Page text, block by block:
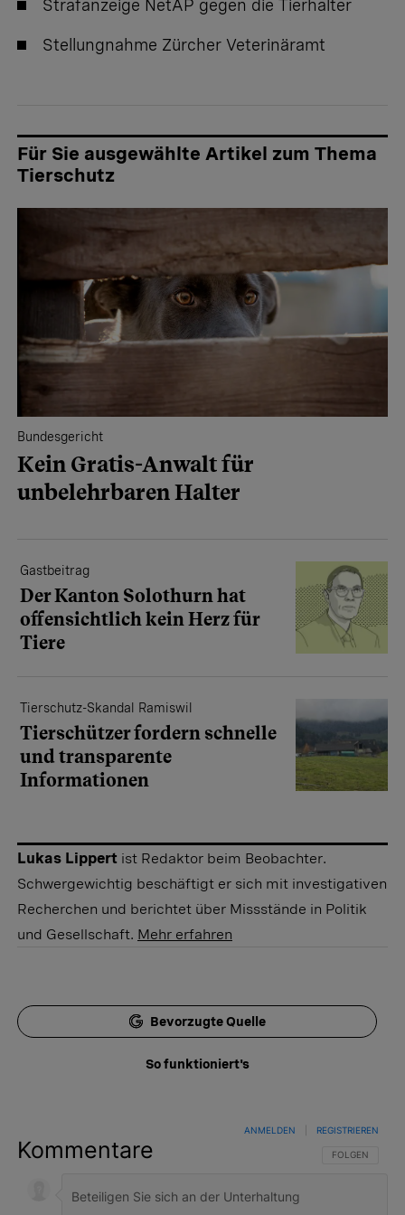
Strafanzeige NetAP gegen die Tierhalter
Stellungnahme Zürcher Veterinäramt
Für Sie ausgewählte Artikel zum Thema
Tierschutz
Bundesgericht
Kein Gratis-Anwalt für
unbelehrbaren Halter
Gastbeitrag
Der Kanton Solothurn hat
offensichtlich kein Herz für
Tiere
Tierschutz-Skandal Ramiswil
Tierschützer fordern schnelle
und transparente
Informationen
Lukas Lippert ist Redaktor beim Beobachter.
Schwergewichtig beschäftigt er sich mit investigativen
Recherchen und berichtet über Missstände in Politik
und Gesellschaft. Mehr erfahren
Bevorzugte Quelle
So funktioniert's
Kommentare FOLGE DIESER
FOLGEN
ANMELDEN REGISTRIEREN